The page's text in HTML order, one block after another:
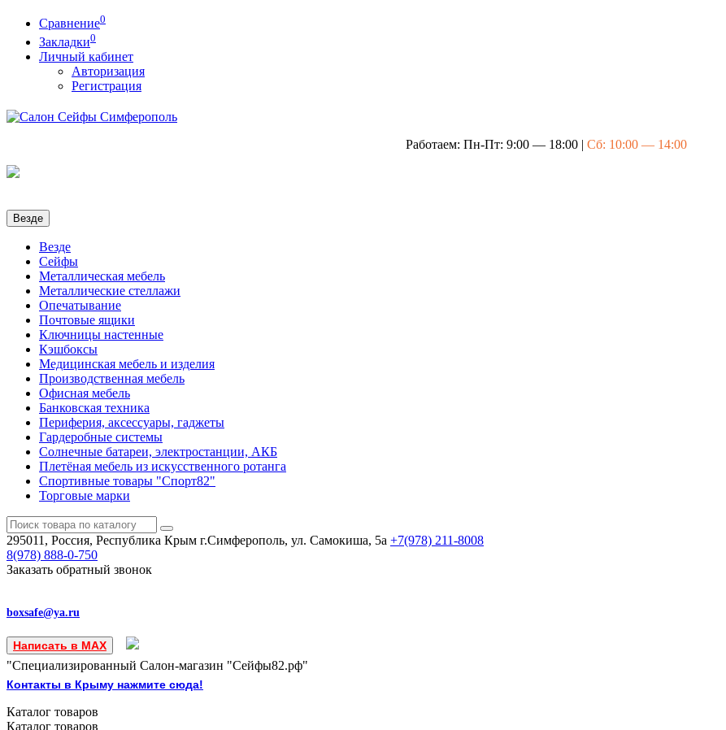
Сравнение0
Закладки0
Личный кабинет
Авторизация
Регистрация
Работаем: Пн-Пт: 9:00 — 18:00 | Сб: 10:00 — 14:00
Везде
Везде
Сейфы
Металлическая мебель
Металлические стеллажи
Опечатывание
Почтовые ящики
Ключницы настенные
Кэшбоксы
Медицинская мебель и изделия
Производственная мебель
Офисная мебель
Банковская техника
Периферия, аксессуары, гаджеты
Гардеробные системы
Солнечные батареи, электростанции, АКБ
Плетёная мебель из искусственного ротанга
Спортивные товары "Спорт82"
Торговые марки
295011, Россия, Республика Крым г.Симферополь, ул. Самокиша, 5а +7(978) 211-8008
8(978) 888-0-750
Заказать обратный звонок
boxsafe@ya.ru
Написать в MAX
"Специализированный Салон-магазин "Сейфы82.рф"
Контакты в Крыму нажмите сюда!
Каталог товаров
Каталог товаров